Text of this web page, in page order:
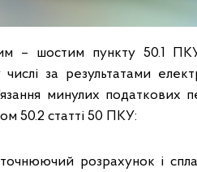
– шостим пункту 50.1
за результатами
минулих податкових
50.2 статті 50 ПКУ:
розрахунок і